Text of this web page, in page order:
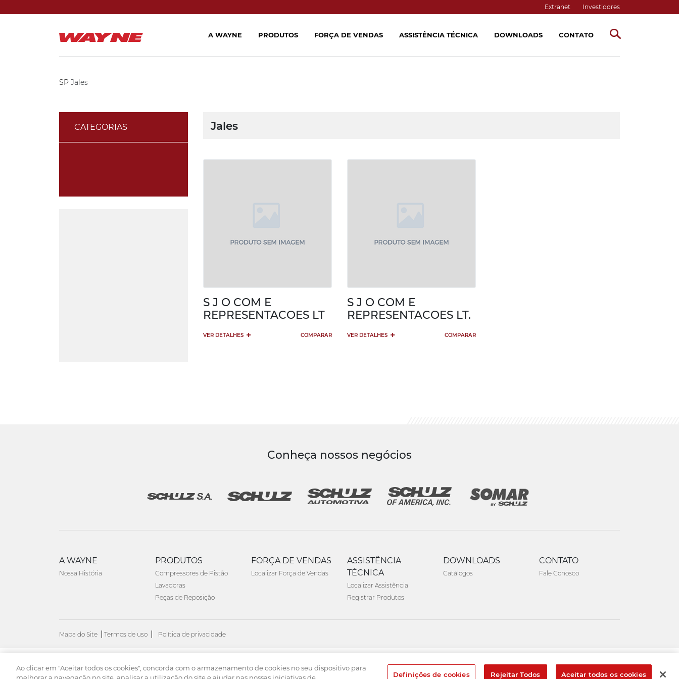
Extranet Investidores
SP Jales
CATEGORIAS Jales
S J O COM E
REPRESENTACOES LT
VER DETALHES + COMPARAR
S J O COM E
REPRESENTACOES LT.
VER DETALHES + COMPARAR
Conheça nossos negócios
A WAYNE
Nossa História
PRODUTOS
Compressores de Pistão
Lavadoras
Peças de Reposição
FORÇA DE VENDAS
Localizar Força de Vendas
ASSISTÊNCIA
TÉCNICA
Localizar Assistência
Registrar Produtos
DOWNLOADS
Catálogos
CONTATO
Fale Conosco
Mapa do Site Termos de uso Política de privacidade
© 2026. Todos os direitos reservados.
A WAYNE PRODUTOS FORÇA DE VENDAS ASSISTÊNCIA TÉCNICA DOWNLOADS CONTATO
Ao clicar em "Aceitar todos os cookies", concorda com o armazenamento de cookies no seu dispositivo para
Definições de cookies Rejeitar Todos Aceitar todos os cookies